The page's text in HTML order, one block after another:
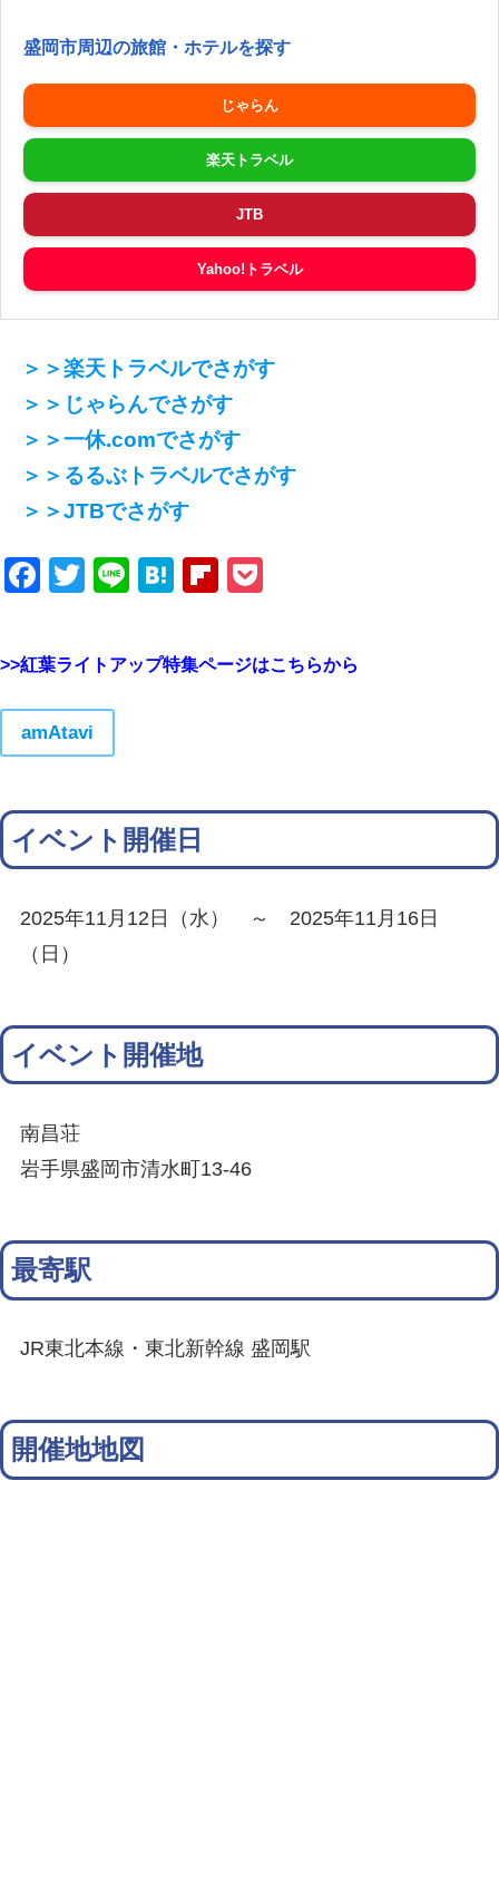
盛岡市周辺の旅館・ホテルを探す
じゃらん
楽天トラベル
JTB
Yahoo!トラベル
＞＞楽天トラベルでさがす
＞＞じゃらんでさがす
＞＞一休.comでさがす
＞＞るるぶトラベルでさがす
＞＞JTBでさがす
Facebook
Twitter
LineHatenaFlipboard
>>紅葉ライトアップ特集ページはこちらから
amAtavi
イベント開催日
2025年11月12日（水） ～ 2025年11月16日
（日）
イベント開催地
南昌荘
岩手県盛岡市清水町13-46
最寄駅
JR東北本線・東北新幹線 盛岡駅
開催地地図